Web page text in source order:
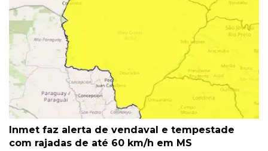
Inmet faz alerta de vendaval e tempestade
com rajadas de até 60 km/h em MS